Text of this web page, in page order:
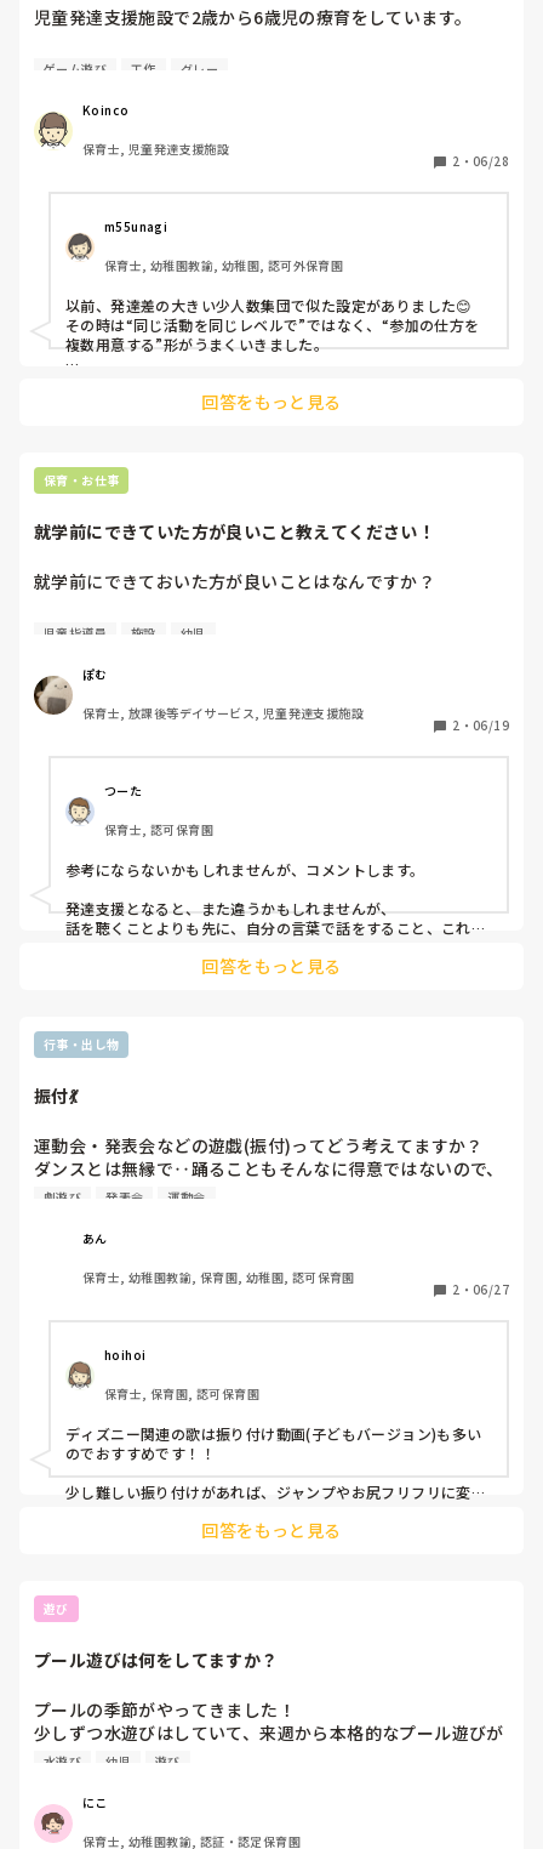
も楽しんでくれていました。
ご参考程度に見ていただけると嬉しいです。
児童発達支援施設で2歳から6歳児の療育をしています。
6歳児ですが、発達年齢が3歳児で、言葉も出ず、理解度も低
度な製作が得意です。
今度、そのお子様も交えた年長児集団3人の療育がありま
す。
製作以外に、そのお子様も楽しめて、なおかつ他のお子様も
楽しめる何かいい遊びはありませんか？
ちなみに、集団療育は20分間の設定です。
ゲーム遊び 工作 グレー
Koinco
保育士, 児童発達支援施設
2 ・ 06/28
m55unagi
保育士, 幼稚園教諭, 幼稚園, 認可外保育園
以前、発達差の大きい少人数集団で似た設定がありました😊
その時は“同じ活動を同じレベルで”ではなく、“参加の仕方を
複数用意する”形がうまくいきました。
に移動→ゴールで同じ色を選んで貼る遊びは反応が良かったで
子さんは走る・探す要素も楽しめました。
あとは『協力おえかき』も盛り上がりました。大きい紙にテー
マだけ決めて（海・花火・宇宙など）、描く・貼る・色を選ぶ
20分設定なら、導入3分→活動12分→共有5分くらいで、最後
かった印象です☺️
回答をもっと見る
保育・お仕事
就学前にできていた方が良いこと教えてください！
就学前にできておいた方が良いことはなんですか？
児童発達支援に勤めております。年長さんの利用が多く、就
きたいです！
児童指導員 施設 幼児
ぽむ
保育士, 放課後等デイサービス, 児童発達支援施設
2 ・ 06/19
つーた
保育士, 認可保育園
参考にならないかもしれませんが、コメントします。
発達支援となると、また違うかもしれませんが、
話を聴くことよりも先に、自分の言葉で話をすること、これが
言葉を知らなかったり、自身が自分の言葉で話をして相手の反
いかと、考えております。
なので、意思表示をする機会を増やすことがひとつ大事なので
はないかと思っています。
よりも目に見えない人との関わり、心。
基本的な生活動作、ですかね。
ルーティンが必要な子もいらっしゃるだろうから。
それから、
「せんせい、あのね」
これを、言えるかどうか、ってとても大切なんだそうです。
受け身ではなく、自発的なこと。
回答をもっと見る
行事・出し物
振付💃
運動会・発表会などの遊戯(振付)ってどう考えてますか？
ダンスとは無縁で‥踊ることもそんなに得意ではないので、
毎回同じような感じになってしまいます
と踊っている動画もなく‥
劇遊び 発表会 運動会
あん
保育士, 幼稚園教諭, 保育園, 幼稚園, 認可保育園
2 ・ 06/27
hoihoi
保育士, 保育園, 認可保育園
ディズニー関連の歌は振り付け動画(子どもバージョン)も多い
のでおすすめです！！
少し難しい振り付けがあれば、ジャンプやお尻フリフリに変更
回答をもっと見る
遊び
プール遊びは何をしてますか？
プールの季節がやってきました！
少しずつ水遊びはしていて、来週から本格的なプール遊びが
始まります。
幼児クラスなのですが、自由遊びが基本で、宝探しやフラフ
ープくぐりなども楽しめるかなと思うのですが…
水遊び 幼児 遊び
にこ
保育士, 幼稚園教諭, 認証・認定保育園